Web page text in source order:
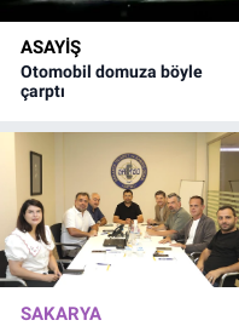
ASAYİŞ
Otomobil domuza böyle
çarptı
SAKARYA